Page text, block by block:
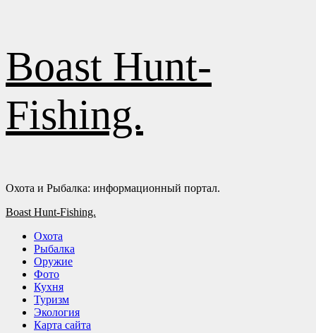
содержимому
Boast Hunt-
Fishing.
Охота и Рыбалка: информационный портал.
Основное
Boast Hunt-Fishing.
Охота
Рыбалка
Оружие
Фото
Кухня
Туризм
Экология
Карта сайта